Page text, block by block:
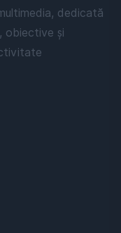
dedicată
obiective și